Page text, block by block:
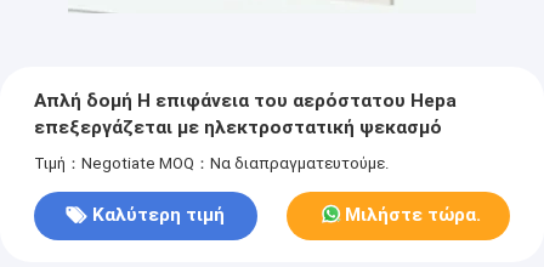
Απλή δομή Η επιφάνεια του αερόστατου Hepa
επεξεργάζεται με ηλεκτροστατική ψεκασμό
Τιμή：Negotiate MOQ：Να διαπραγματευτούμε.
Καλύτερη τιμή Μιλήστε τώρα.